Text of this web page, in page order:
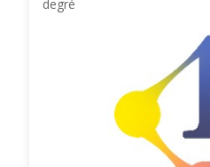
degré